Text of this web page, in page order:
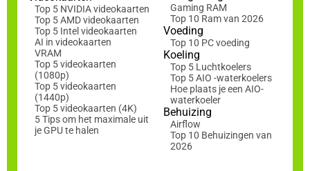
Top 5 NVIDIA videokaarten
Top 5 AMD videokaarten
Top 5 Intel videokaarten
AI in videokaarten
VRAM
Top 5 videokaarten
(1080p)
Top 5 videokaarten
(1440p)
Top 5 videokaarten (4K)
5 Tips om het maximale uit
je GPU te halen
Gaming RAM
Top 10 Ram van 2026
Voeding
Top 10 PC voeding
Koeling
Top 5 Luchtkoelers
Top 5 AIO -waterkoelers
Hoe plaats je een AIO-
waterkoeler
Behuizing
Airflow
Top 10 Behuizingen van
2026